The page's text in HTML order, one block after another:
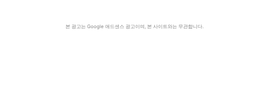
본 광고는 Google 애드센스 광고이며, 본 사이트와는 무관합니다.